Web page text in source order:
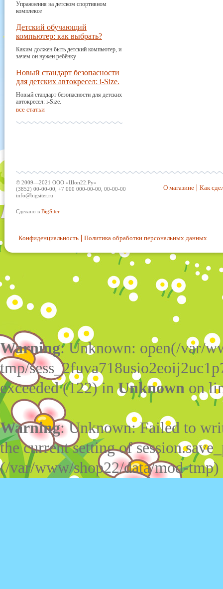
Упражнения на детском спортивном
комплексе
Детский обучающий
компьютер: как выбрать?
Каким должен быть детский компьютер, и
зачем он нужен ребёнку
Новый стандарт безопасности
для детских автокресел: i-Size.
Новый стандарт безопасности для детских
автокресел: i-Size.
все статьи
© 2009—2021 ООО «Шоп22.Ру»
(3852) 00-00-00, +7 000 000-00-00, 00-00-00
info@bigsiter.ru
Сделано в BigSiter
О магазине Как
Конфиденциальность Политика обработки персональных данных
Warning: Unknown: open(/var/
tmp/
exceeded (122) inUnknown on
Warning: Unknown: Failed to
the current setting of
(/var/www/shop22/data/mod-